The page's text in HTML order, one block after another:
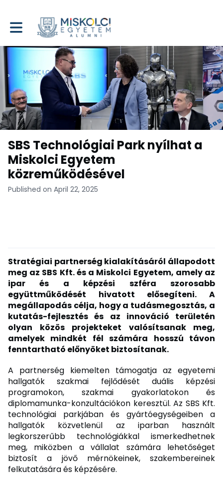
Toggle main navigation
SBS Technológiai Park nyílhat a
Miskolci Egyetem
közreműködésével
Published on April 22, 2025
Stratégiai partnerség kialakításáról állapodott
meg az SBS Kft. és a Miskolci Egyetem, amely az
ipar és a képzési szféra szorosabb
együttműködését hivatott elősegíteni. A
megállapodás célja, hogy a tudásmegosztás, a
kutatás-fejlesztés és az innováció területén
olyan közös projekteket valósítsanak meg,
amelyek mindkét fél számára hosszú távon
fenntartható előnyöket biztosítanak.
A partnerség kiemelten támogatja az egyetemi
hallgatók szakmai fejlődését duális képzési
programokon, szakmai gyakorlatokon és
diplomamunka-konzultációkon keresztül. Az SBS Kft.
technológiai parkjában és gyártóegységeiben a
hallgatók közvetlenül az iparban használt
legkorszerűbb technológiákkal ismerkedhetnek
meg, miközben a vállalat számára lehetőséget
biztosít a jövő mérnökeinek, szakembereinek
felkutatására és képzésére.